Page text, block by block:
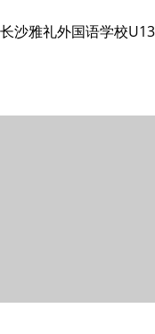
长沙雅礼外国语学校